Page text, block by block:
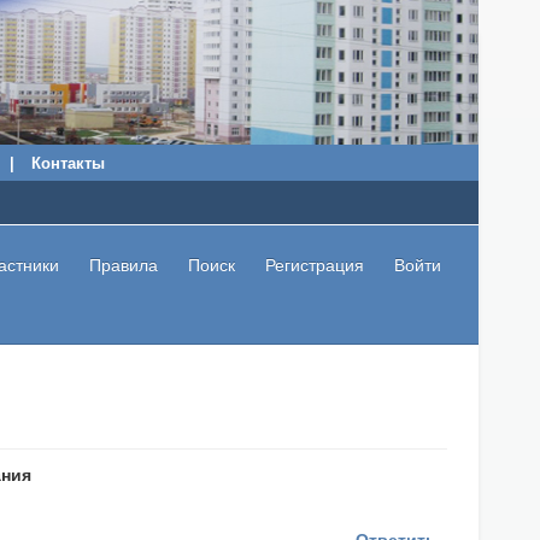
Контакты
Правила Поиск Регистрация Войти